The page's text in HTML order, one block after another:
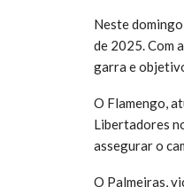
Neste
de 2025. Com
garra e
O Flamengo,
Libertadores
assegurar o
O Palmeiras,